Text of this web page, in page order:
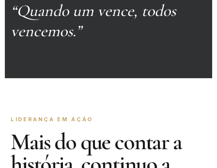
“Quando um vence, todos
vencemos.”
LIDERANÇA EM AÇÃO
Mais do que contar a